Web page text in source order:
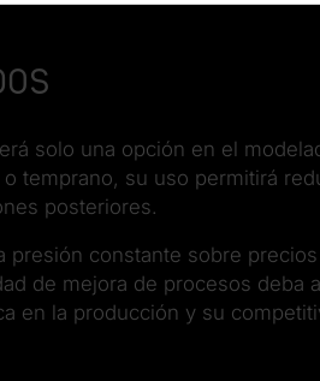
solo una opción en el
temprano, su uso permitirá
posteriores.
presión constante sobre
de mejora de procesos deba
en la producción y su